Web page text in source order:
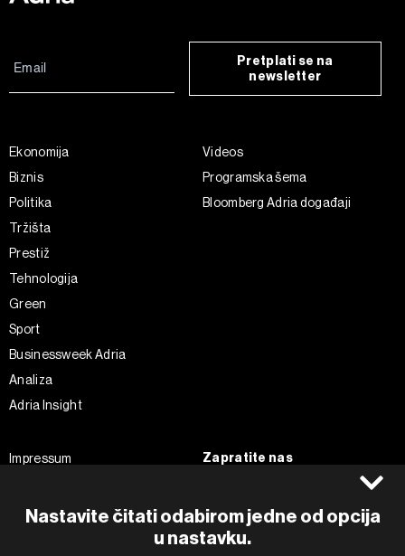
Nastavite čitati odabirom jedne od opcija
u nastavku.
Pretplati se na
newsletter
Ekonomija
Biznis
Politika
Tržišta
Prestiž
Tehnologija
Green
Sport
Businessweek Adria
Analiza
Adria Insight
Videos
Programska šema
Bloomberg Adria događaji
Impressum
Pravila privatnosti
Zapratite nas
Instagram
Twitter